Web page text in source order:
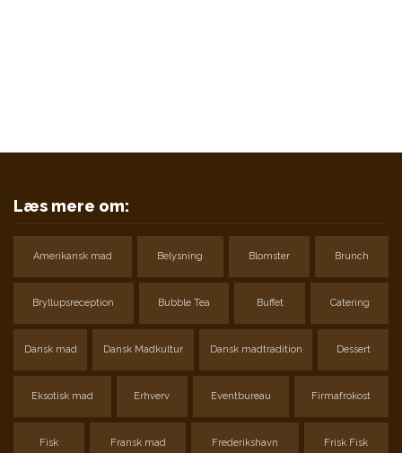
Læs mere om:
Amerikansk mad Belysning Blomster Brunch
Bryllupsreception Bubble Tea Buffet Catering
Dansk mad Dansk Madkultur Dansk madtradition Dessert
Eksotisk mad Erhverv Eventbureau Firmafrokost
Fisk Fransk mad Frederikshavn Frisk Fisk